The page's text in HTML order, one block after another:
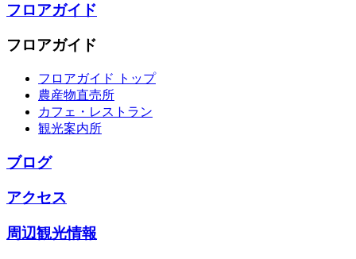
フロアガイド
フロアガイド
フロアガイド トップ
農産物直売所
カフェ・レストラン
観光案内所
ブログ
アクセス
周辺観光情報